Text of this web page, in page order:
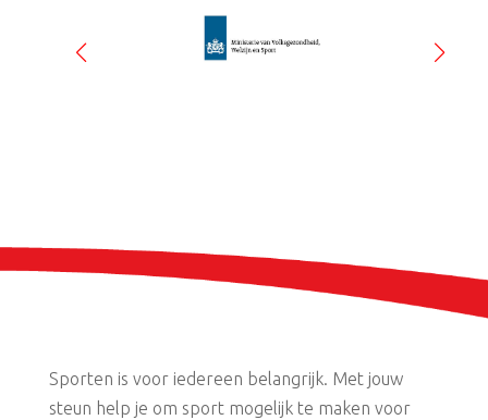
Sporten is voor iedereen belangrijk. Met jouw
steun help je om sport mogelijk te maken voor